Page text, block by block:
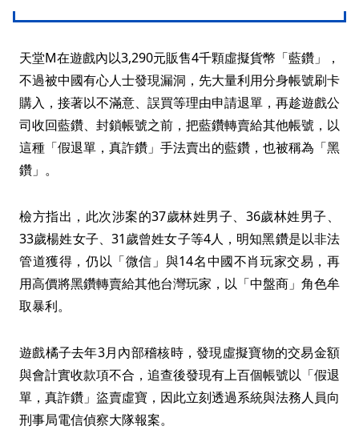
天堂M在遊戲內以3,290元販售4千顆虛擬貨幣「藍鑽」，
不過被中國有心人士發現漏洞，先大量利用分身帳號刷卡
購入，接著以不滿意、誤買等理由申請退單，再趁遊戲公
司收回藍鑽、封鎖帳號之前，把藍鑽轉賣給其他帳號，以
這種「假退單，真詐鑽」手法賣出的藍鑽，也被稱為「黑
鑽」。
檢方指出，此次涉案的37歲林姓男子、36歲林姓男子、
33歲楊姓女子、31歲曾姓女子等4人，明知黑鑽是以非法
管道獲得，仍以「微信」與14名中國不肖玩家交易，再
用高價將黑鑽轉賣給其他台灣玩家，以「中盤商」角色牟
取暴利。
遊戲橘子去年3月內部稽核時，發現虛擬寶物的交易金額
與會計實收款項不合，追查後發現有上百個帳號以「假退
單，真詐鑽」盜賣虛寶，因此立刻透過系統與法務人員向
刑事局電信偵察大隊報案。